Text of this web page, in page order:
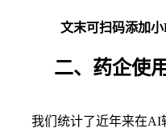
文末可扫码添加小
二、药企使
我们统计了近年来在AI